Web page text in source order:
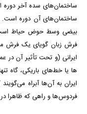
ساختمان‌های سده آخر دوره
ساختمان‌های آن دوره
بیضی وسط حوض حیاط
فرش زبان گویای یک فرش
ایرانی (و تحت تأثیر آن در
ها یا خط‌های باریکی، ‌گاه
ایران به آن‌ها آبراه
فردوس‌ها و راهی که ظاهرا